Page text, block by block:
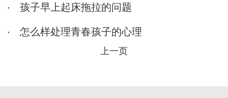
孩子早上起床拖拉的问题
怎么样处理青春孩子的心理
上一页